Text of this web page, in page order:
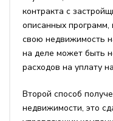
контракта с
описанных программ,
свою недвижимость
на деле может быть
расходов на уплату
Второй способ
недвижимости, это